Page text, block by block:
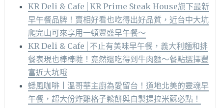
KR Deli & Cafe│KR Prime Steak House旗下最新
早午餐品牌！賣相好看也吃得出好品質，近台中大坑
爬完山可來享用一頓豐盛早午餐～
KR Deli & Cafe│不止有美味早午餐，義大利麵和排
餐表現也棒棒噠！竟然還吃得到牛肉麵～餐點選擇豐
富近大坑哦
蟋風咖啡 | 溫哥華主廚為愛留台！道地北美的靈魂早
午餐，超大份炸雞格子鬆餅與自製提拉米蘇必點！